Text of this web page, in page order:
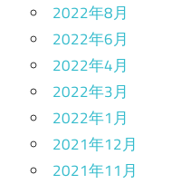
2022年8月
2022年6月
2022年4月
2022年3月
2022年1月
2021年12月
2021年11月